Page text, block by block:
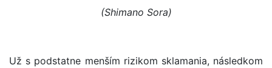
(Shimano Sora)
Už s podstatne menším rizikom sklamania, následkom